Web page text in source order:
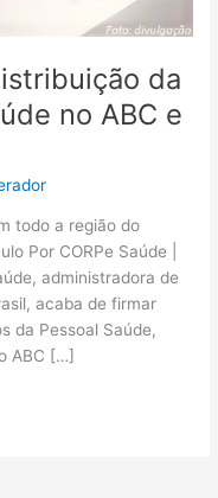
da
no ABC e
todo a região do
Por CORPe Saúde |
administradora de
acaba de firmar
da Pessoal Saúde,
ABC […]